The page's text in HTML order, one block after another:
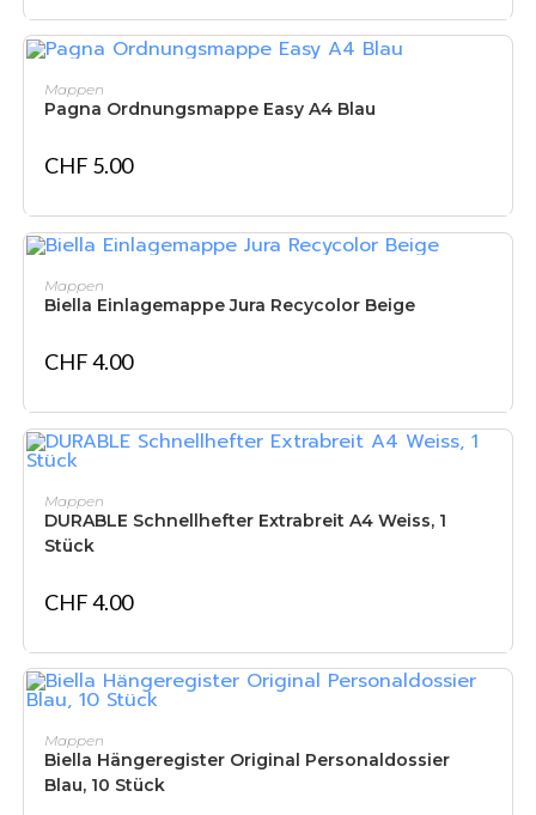
Mappen
Pagna Ordnungsmappe Easy A4 Blau
CHF 5.00
Mappen
Biella Einlagemappe Jura Recycolor Beige
CHF4.00
Mappen
DURABLE Schnellhefter Extrabreit A4 Weiss, 1
Stück
CHF4.00
Mappen
Biella Hängeregister Original Personaldossier
Blau, 10 Stück